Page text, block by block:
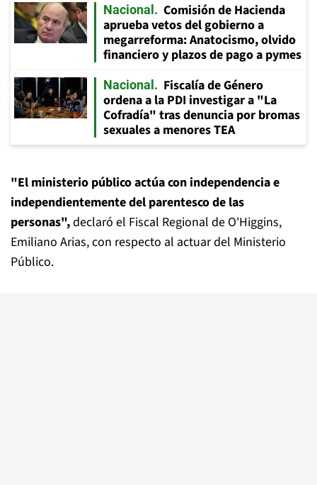
Nacional
Comisión de Hacienda
aprueba vetos del gobierno a
megarreforma: Anatocismo, olvido
financiero y plazos de pago a pymes
Nacional
Fiscalía de Género
ordena a la PDI investigar a "La
Cofradía" tras denuncia por bromas
sexuales a menores TEA
"El ministerio público actúa con independencia e
independientemente del parentesco de las
personas",declaró el Fiscal Regional de O'Higgins,
Emiliano Arias, con respecto al actuar del Ministerio
Público.